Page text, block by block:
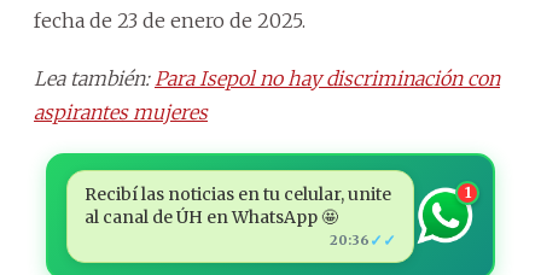
fecha de 23 de enero de 2025.
Lea también: Para Isepol no hay discriminación con
aspirantes mujeres
Recibí las noticias en tu celular, unite
al canal de ÚH en WhatsApp 🤩
20:36 ✓✓
1